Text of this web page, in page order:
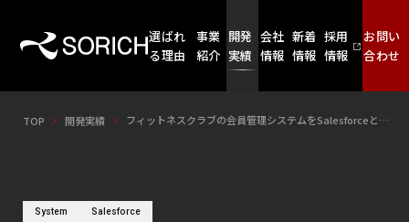
選ばれ
る理由
事業
紹介
開発
実績
会社
情報
新着
情報
採用
情報
お問い
合わせ
TOP 開発実績 フィットネスクラブの会員管理システムをSalesforceとHerokuでクラウド化
System Salesforce